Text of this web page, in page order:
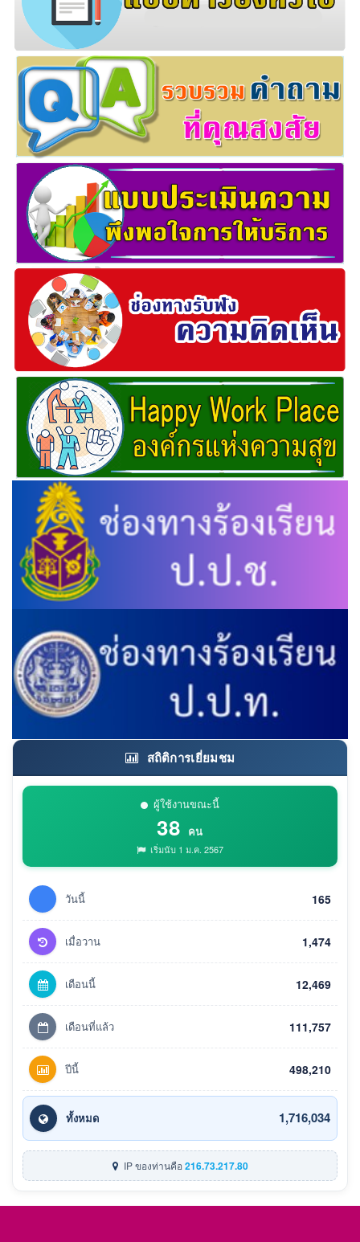
สถิติการเยี่ยมชม
ผู้ใช้งานขณะนี้
38 คน
เริ่มนับ 1 ม.ค. 2567
วันนี้ 165
เมื่อวาน 1,474
เดือนนี้ 12,469
เดือนที่แล้ว 111,757
ปีนี้ 498,210
ทั้งหมด 1,716,034
IP ของท่านคือ216.73.217.80